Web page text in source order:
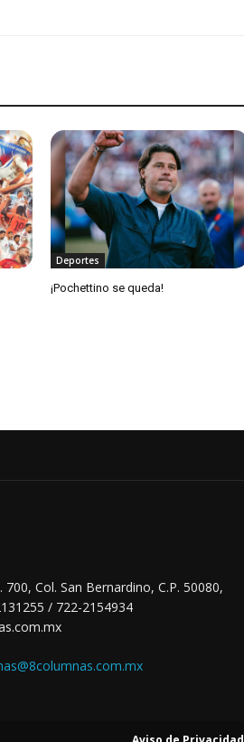
Deportes
¡Pochettino se queda!
Col. San Bernardino, C.P. 50080,
/ 722-2154934